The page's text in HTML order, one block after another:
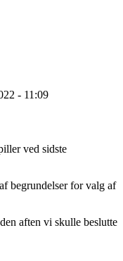
- 11:09
ved sidste
begrundelser for valg af
aften vi skulle beslutte